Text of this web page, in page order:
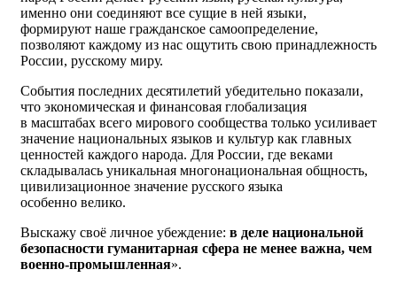
именно они соединяют все сущие в ней языки,
формируют наше гражданское самоопределение,
позволяют каждому из нас ощутить свою принадлежность
России, русскому миру.
События последних десятилетий убедительно показали,
что экономическая и финансовая глобализация
в масштабах всего мирового сообщества только усиливает
значение национальных языков и культур как главных
ценностей каждого народа. Для России, где веками
складывалась уникальная многонациональная общность,
цивилизационное значение русского языка
особенно велико.
Выскажу своё личное убеждение: в деле национальной
безопасности гуманитарная сфера не менее важна, чем
военно-промышленная».